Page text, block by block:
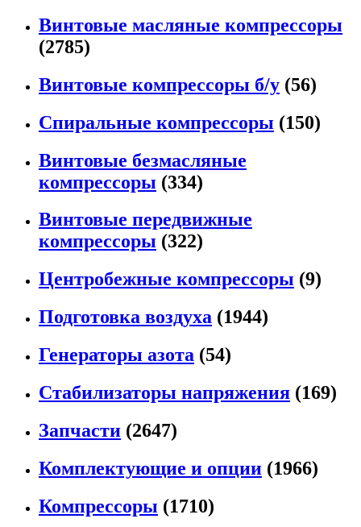
Винтовые масляные компрессоры
(2785)
Винтовые компрессоры б/у (56)
Спиральные компрессоры (150)
Винтовые безмасляные
компрессоры (334)
Винтовые передвижные
компрессоры (322)
Центробежные компрессоры (9)
Подготовка воздуха (1944)
Генераторы азота (54)
Стабилизаторы напряжения (169)
Запчасти (2647)
Комплектующие и опции (1966)
Компрессоры (1710)